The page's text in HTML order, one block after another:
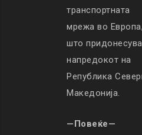
транспортната
мрежа во Европа,
што
напредокот на
Република
Македонија.
—Повеќе—